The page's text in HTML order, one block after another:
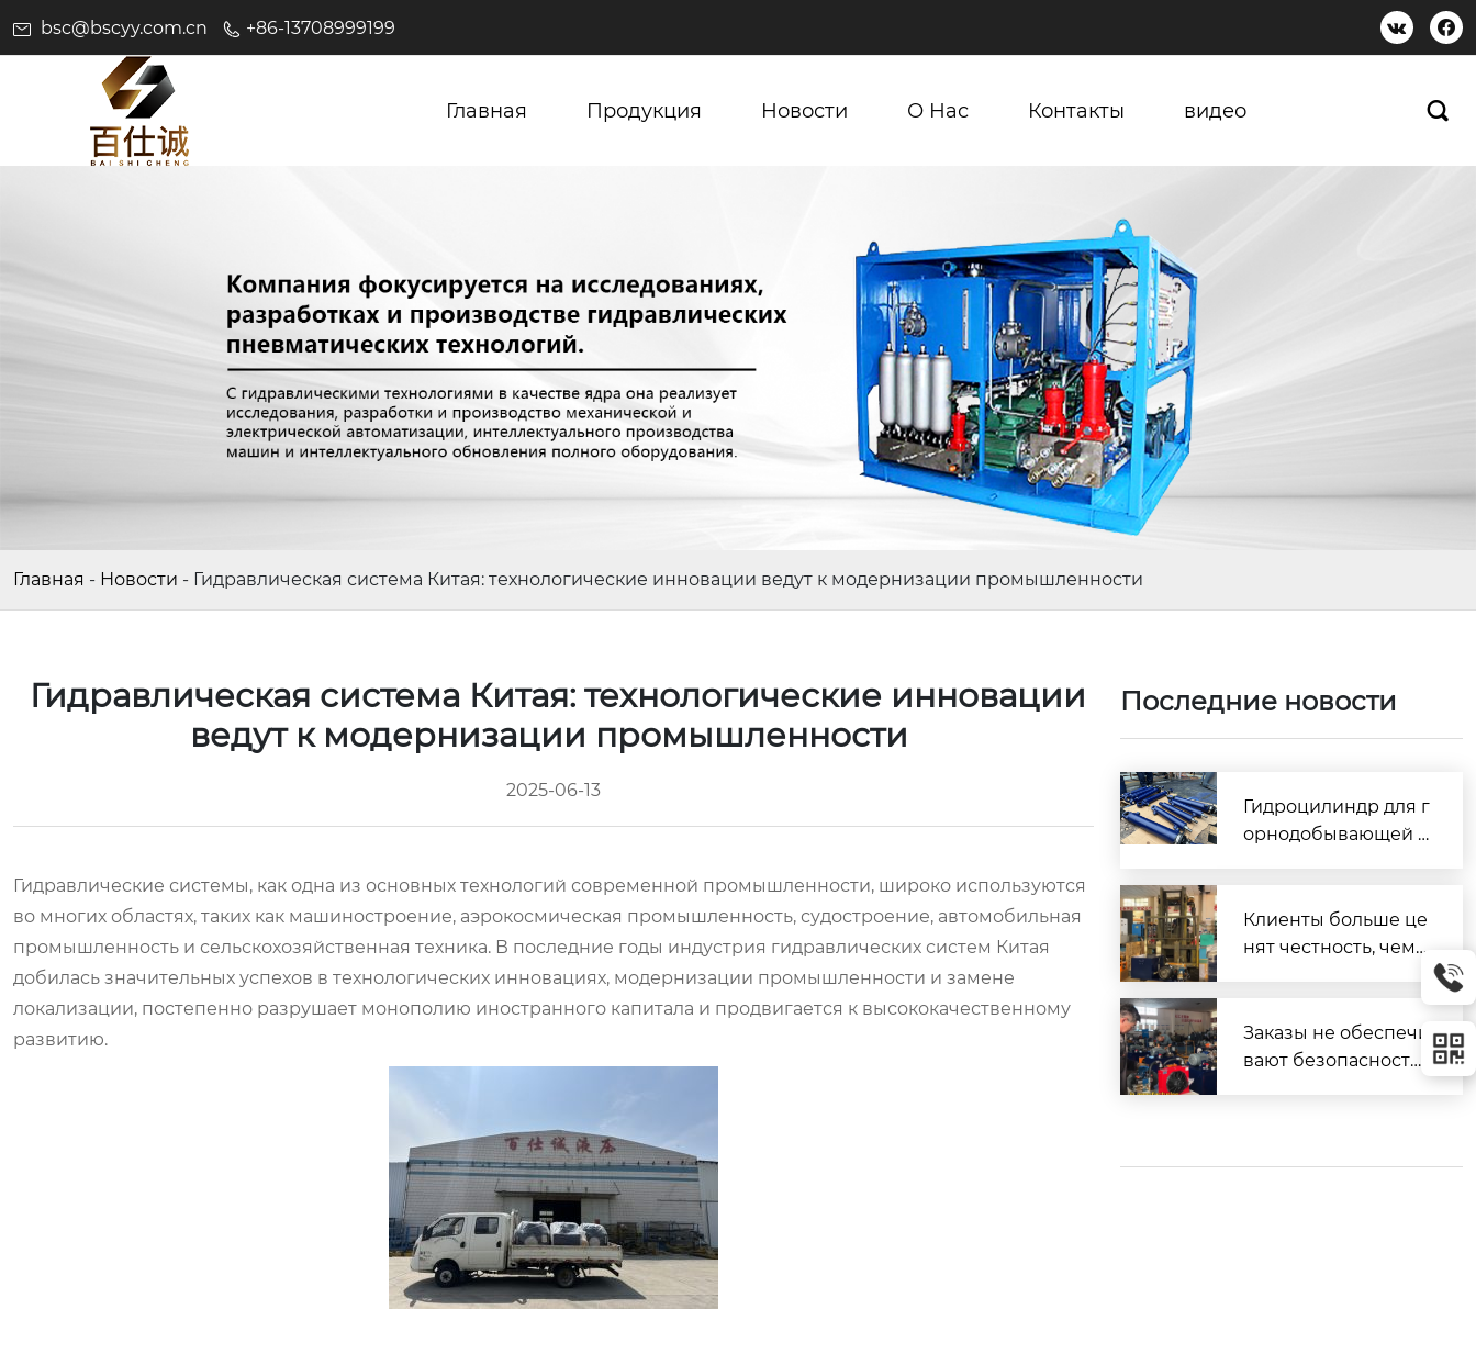
bsc@bscyy.com.cn +86-13708999199  
Главная Продукция Новости О Нас Контакты видео 
Главная - Новости - Гидравлическая система Китая: технологические инновации ведут к модернизации промышленности
Гидравлическая система Китая: технологические инновации
ведут к модернизации промышленности
2025-06-13
Гидравлические системы, как одна из основных технологий современной промышленности, широко используются
во многих областях, таких как машиностроение, аэрокосмическая промышленность, судостроение, автомобильная
промышленность и сельскохозяйственная техника. В последние годы индустрия гидравлических систем Китая
добилась значительных успехов в технологических инновациях, модернизации промышленности и замене
локализации, постепенно разрушает монополию иностранного капитала и продвигается к высококачественному
развитию.
Последние новости
Гидроцилиндр для г
орнодобывающей т
х надежную работу
оборудования в тя
Клиенты больше це
нят честность, чем
Заказы не обеспечи
вают безопасность.